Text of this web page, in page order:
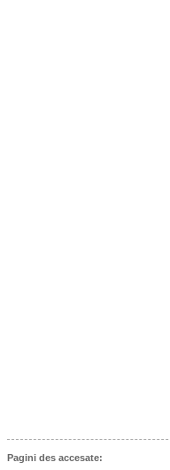
Pagini des accesate: